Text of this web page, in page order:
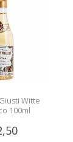
Witte
100ml